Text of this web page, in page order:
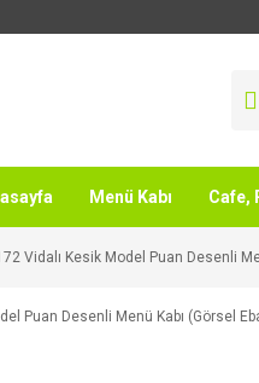
Menü Kabı Cafe,
Vidalı Kesik Model Puan Desenli